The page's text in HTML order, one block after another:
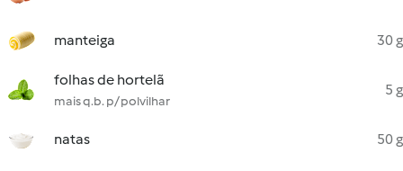
manteiga 30 g
folhas de hortelã
mais q.b. p/ polvilhar
5 g
natas 50 g